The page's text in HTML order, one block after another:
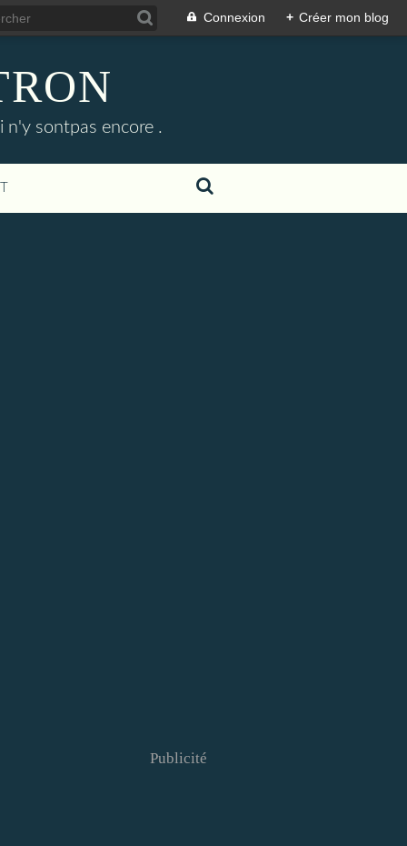
Connexion + Créer mon blog
n'y sontpas encore .
Publicité